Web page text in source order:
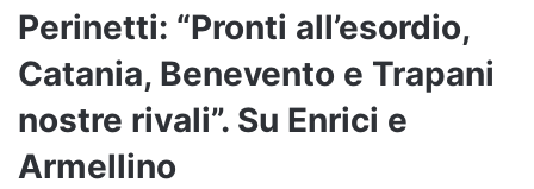
Perinetti: “Pronti all’esordio,
Catania, Benevento e Trapani
nostre rivali”. Su Enrici e
Armellino